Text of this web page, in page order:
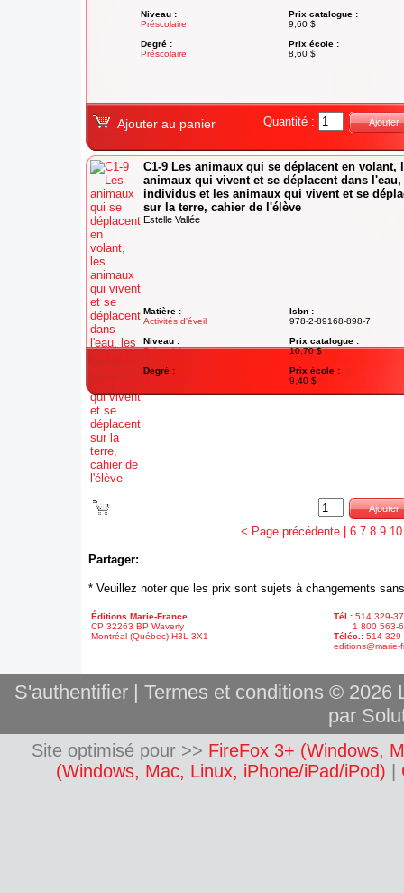
Niveau :
Préscolaire
Degré :
Préscolaire
Prix catalogue :
9,60 $
Prix école :
8,60 $
Ajouter au panier Quantité : Ajouter
C1-9 Les animaux qui se déplacent en volant,
animaux qui vivent et se déplacent dans l'eau,
individus et les animaux qui vivent et se
sur la terre, cahier de l'élève
Estelle Vallée
Matière :
Activités d'éveil
Niveau :
Préscolaire
Degré :
Isbn :
978-2-89168-898-7
Prix catalogue :
10,70 $
Prix école :
9,40 $
Ajouter
< Page précédente 6 7 8 9 10
Partager:
* Veuillez noter que les prix sont sujets à changements
Éditions Marie-France
CP 32263 BP Waverly
Montréal (Québec) H3L 3X1
Tél.: 514 329-
1 800 563-
Téléc.: 514
editions@marie-
S'authentifier| Termes et conditions © 2026
par
Site optimisé pour >> FireFox 3+ (Windows,
(Windows, Mac, Linux, iPhone/iPad/iPod)